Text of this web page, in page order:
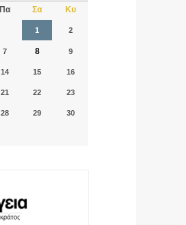
Πα Σα Κυ
1 2
7 8 9
14 15 16
21 22 23
28 29 30